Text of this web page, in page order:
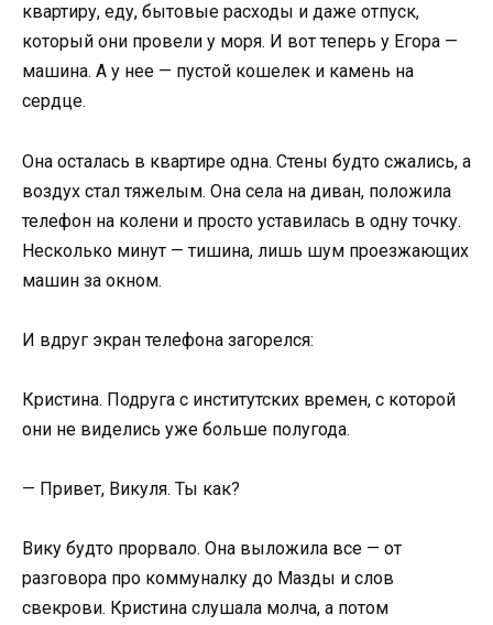
квартиру, еду, бытовые расходы и даже отпуск,
который они провели у моря. И вот теперь у Егора —
машина. А у нее — пустой кошелек и камень на
сердце.
Она осталась в квартире одна. Стены будто сжались, а
воздух стал тяжелым. Она села на диван, положила
телефон на колени и просто уставилась в одну точку.
Несколько минут — тишина, лишь шум проезжающих
машин за окном.
И вдруг экран телефона загорелся:
Кристина. Подруга с институтских времен, с которой
они не виделись уже больше полугода.
— Привет, Викуля. Ты как?
Вику будто прорвало. Она выложила все — от
разговора про коммуналку до Мазды и слов
свекрови. Кристина слушала молча, а потом